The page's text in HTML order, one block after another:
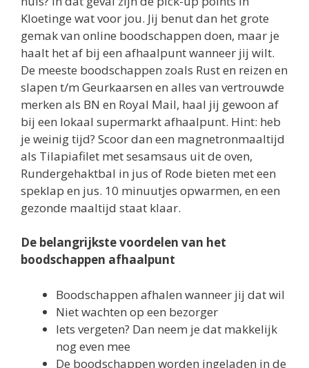
De meeste boodschappen zoals Rust en reizen en
slapen t/m Geurkaarsen en alles van vertrouwde
merken als BN en Royal Mail, haal jij gewoon af
bij een lokaal supermarkt afhaalpunt. Hint: heb
je weinig tijd? Scoor dan een magnetronmaaltijd
als Tilapiafilet met sesamsaus uit de oven,
Rundergehaktbal in jus of Rode bieten met een
speklap en jus. 10 minuutjes opwarmen, en een
gezonde maaltijd staat klaar.
De belangrijkste voordelen van het
boodschappen afhaalpunt
Boodschappen afhalen wanneer jij dat wil
Niet wachten op een bezorger
nog even mee
De boodschappen worden ingeladen in de
koffer
Het is doorgaans een stuk voordeliger dan
de bezorgdienst in Kloetinge